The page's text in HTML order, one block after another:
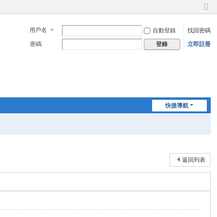
切
到
窄
用戶名 自動登錄
找回密碼
密碼
登錄 立即註冊
快捷導航
返回列表